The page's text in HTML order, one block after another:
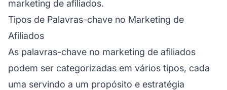
marketing de afiliados.
Tipos de Palavras-chave no Marketing de
Afiliados
As palavras-chave no marketing de afiliados
podem ser categorizadas em vários tipos, cada
uma servindo a um propósito e estratégia